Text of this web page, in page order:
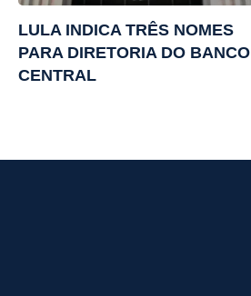
LULA INDICA TRÊS NOMES
PARA DIRETORIA DO BANCO
CENTRAL